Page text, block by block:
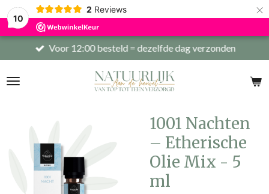
10
2 Reviews ×
Voor 12:00 besteld = dezelfde dag verzonden
1001 Nachten
– Etherische
Olie Mix - 5
ml